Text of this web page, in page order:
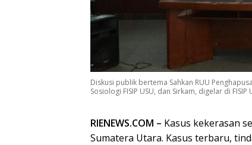
Diskusi publik bertema Sahkan RUU
Sosiologi FISIP USU, dan Sirkam, digelar di
RIENEWS.COM – Kasus kekerasan
Sumatera Utara. Kasus terbaru,